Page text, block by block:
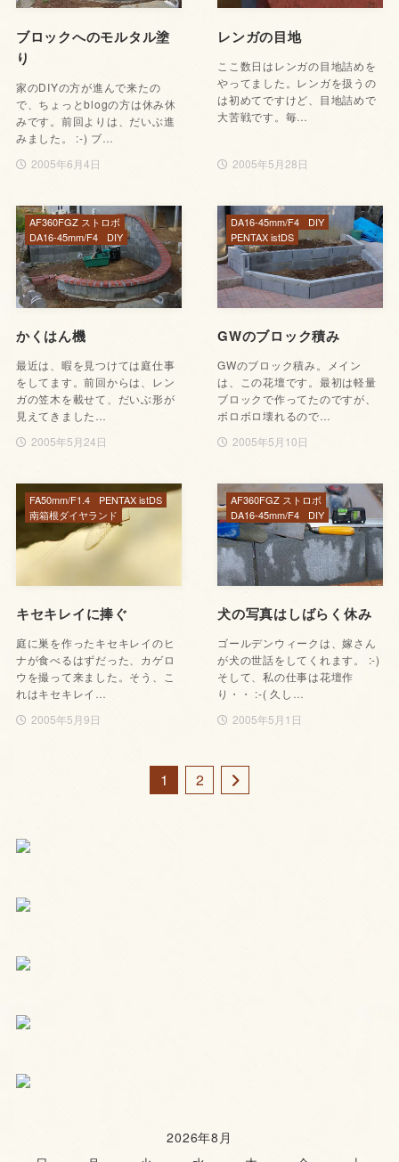
ブロックへのモルタル塗
り
家のDIYの方が進んで来たの
で、ちょっとblogの方は休み休
みです。前回よりは、だいぶ進
みました。 :-) ブ…
2005年6月4日
レンガの目地
ここ数日はレンガの目地詰めを
やってました。レンガを扱うの
は初めてですけど、目地詰めで
大苦戦です。毎…
2005年5月28日
かくはん機
最近は、暇を見つけては庭仕事
をしてます。前回からは、レン
ガの笠木を載せて、だいぶ形が
見えてきました…
2005年5月24日
AF360FGZ ストロボ
DA16-45mm/F4
DIY
GWのブロック積み
GWのブロック積み。メイン
は、この花壇です。最初は軽量
ブロックで作ってたのですが、
ボロボロ壊れるので…
2005年5月10日
DA16-45mm/F4
DIY
PENTAX istDS
キセキレイに捧ぐ
庭に巣を作ったキセキレイのヒ
ナが食べるはずだった、カゲロ
ウを撮って来ました。そう、こ
れはキセキレイ…
2005年5月9日
FA50mm/F1.4
PENTAX istDS
南箱根ダイヤランド
犬の写真はしばらく休み
ゴールデンウィークは、嫁さん
が犬の世話をしてくれます。 :-)
そして、私の仕事は花壇作
り・・ :-( 久し…
2005年5月1日
AF360FGZ ストロボ
DA16-45mm/F4
DIY
1 2
2026年8月